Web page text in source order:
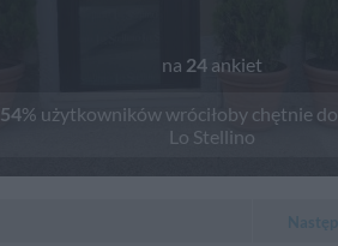
na 24 ankiet
54% użytkowników wróciłoby chętnie do
Lo Stellino